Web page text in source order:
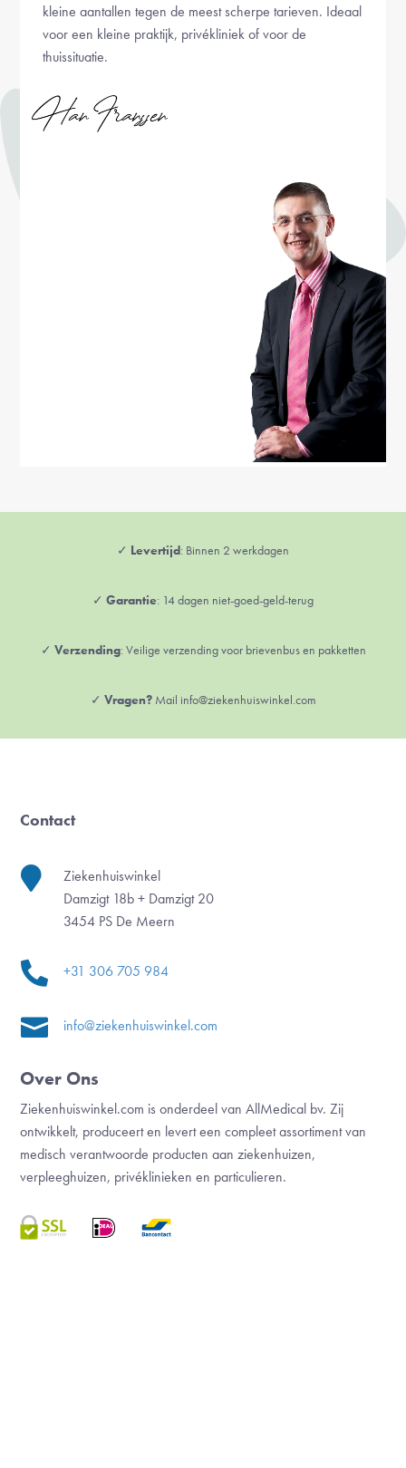
kleine aantallen tegen de meest scherpe tarieven. Ideaal
voor een kleine praktijk, privékliniek of voor de
thuissituatie.
✓ Levertijd: Binnen 2 werkdagen
✓ Garantie: 14 dagen niet-goed-geld-terug
✓ Verzending: Veilige verzending voor brievenbus en pakketten
✓ Vragen?Mail info@ziekenhuiswinkel.com
Contact

Ziekenhuiswinkel
Damzigt 18b + Damzigt 20
3454 PS De Meern
 +31 306 705 984
 info@ziekenhuiswinkel.com
Over Ons
Ziekenhuiswinkel.com is onderdeel van AllMedical bv. Zij
ontwikkelt, produceert en levert een compleet assortiment van
medisch verantwoorde producten aan ziekenhuizen,
verpleeghuizen, privéklinieken en particulieren.